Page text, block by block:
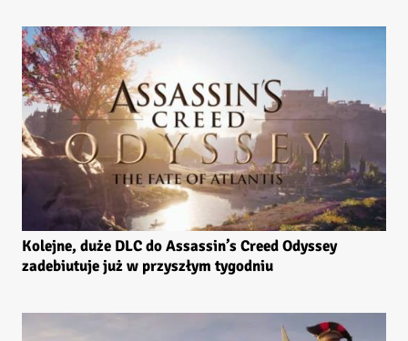
Kolejne, duże DLC do Assassin’s Creed Odyssey
zadebiutuje już w przyszłym tygodniu